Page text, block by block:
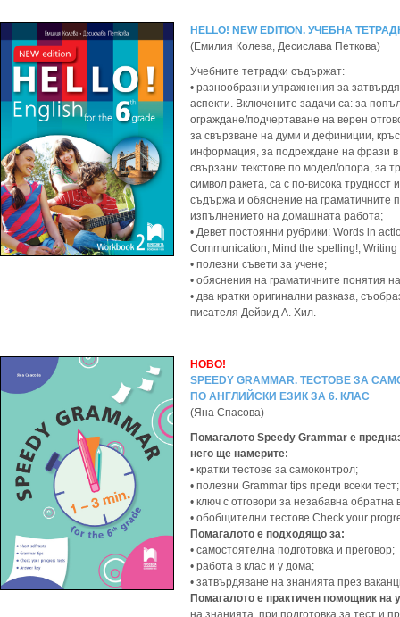
HELLO! NEW EDITION. УЧЕБНА
(Емилия Колева, Десислава Петкова)
Учебните тетрадки съдържат:
• разнообразни упражнения за
аспекти. Включените задачи са: за
ограждане/подчертаване на верен
за свързване на думи и дефиниции,
информация, за подреждане на фрази в
свързани текстове по модел/опора, за
символ ракета, са с по-висока
съдържа и обяснение на граматичните
изпълнението на домашната работа;
• Девет постоянни рубрики: Words in
Communication, Mind the spelling!,
• полезни съвети за учене;
• обяснения на граматичните понятия
• два кратки оригинални разказа,
писателя Дейвид А. Хил.
НОВО!
SPEEDY GRAMMAR. ТЕСТОВЕ ЗА
ПО АНГЛИЙСКИ ЕЗИК ЗА 6. КЛАС
(Яна Спасова)
Помагалото Speedy Grammar е
него ще намерите:
• кратки тестове за самоконтрол;
• полезни Grammar tips преди всеки тест;
• ключ с отговори за незабавна обратна
• обобщителни тестове Check your
Помагалото е подходящо за:
• самостоятелна подготовка и преговор;
• работа в клас и у дома;
• затвърдяване на знанията през
Помагалото е практичен помощник на
на знанията, при подготовка за тест и